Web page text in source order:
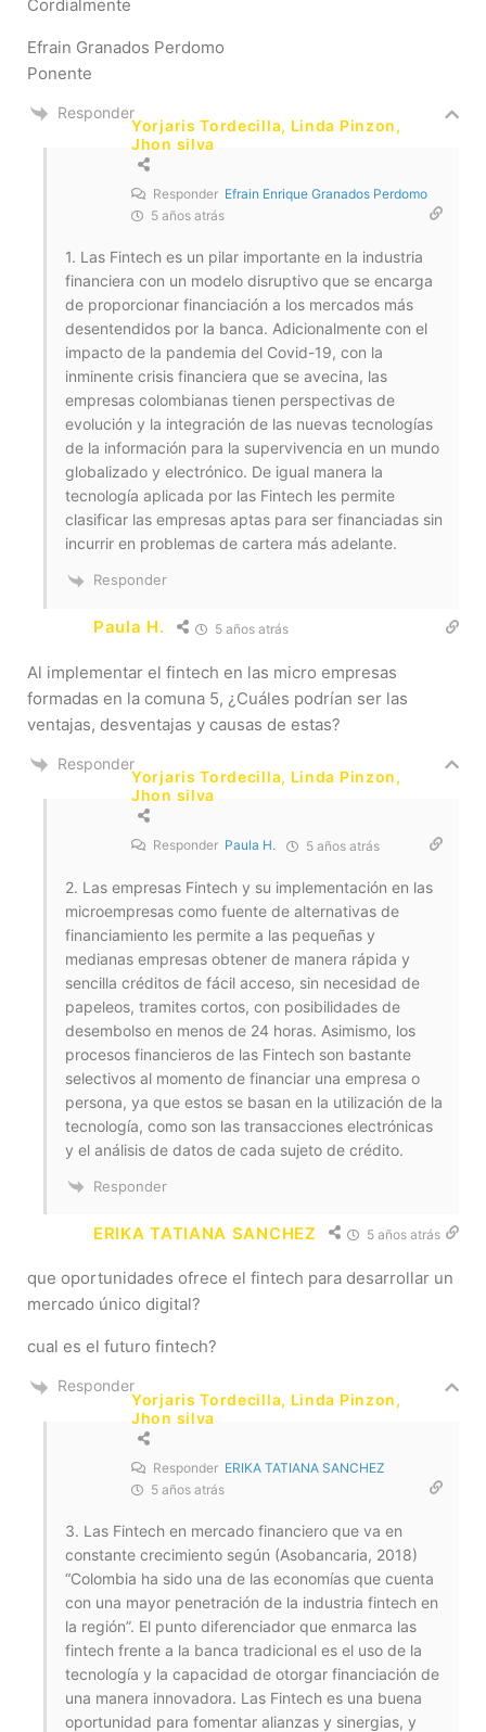
Cordialmente
Efrain Granados Perdomo
Ponente
Responder
Yorjaris Tordecilla, Linda Pinzon,
Jhon silva
Responder Efrain Enrique Granados Perdomo
5 años atrás
1. Las Fintech es un pilar importante en la industria
financiera con un modelo disruptivo que se encarga
de proporcionar financiación a los mercados más
desentendidos por la banca. Adicionalmente con el
impacto de la pandemia del Covid-19, con la
inminente crisis financiera que se avecina, las
empresas colombianas tienen perspectivas de
evolución y la integración de las nuevas tecnologías
de la información para la supervivencia en un mundo
globalizado y electrónico. De igual manera la
tecnología aplicada por las Fintech les permite
clasificar las empresas aptas para ser financiadas sin
incurrir en problemas de cartera más adelante.
Responder
Paula H. 5 años atrás
Al implementar el fintech en las micro empresas
formadas en la comuna 5, ¿Cuáles podrían ser las
ventajas, desventajas y causas de estas?
Responder
Yorjaris Tordecilla, Linda Pinzon,
Jhon silva
Responder Paula H. 5 años atrás
2. Las empresas Fintech y su implementación en las
microempresas como fuente de alternativas de
financiamiento les permite a las pequeñas y
medianas empresas obtener de manera rápida y
sencilla créditos de fácil acceso, sin necesidad de
papeleos, tramites cortos, con posibilidades de
desembolso en menos de 24 horas. Asimismo, los
procesos financieros de las Fintech son bastante
selectivos al momento de financiar una empresa o
persona, ya que estos se basan en la utilización de la
tecnología, como son las transacciones electrónicas
y el análisis de datos de cada sujeto de crédito.
Responder
ERIKA TATIANA SANCHEZ 5 años atrás
que oportunidades ofrece el fintech para desarrollar un
mercado único digital?
cual es el futuro fintech?
Responder
Yorjaris Tordecilla, Linda Pinzon,
Jhon silva
Responder ERIKA TATIANA SANCHEZ
5 años atrás
3. Las Fintech en mercado financiero que va en
constante crecimiento según (Asobancaria, 2018)
“Colombia ha sido una de las economías que cuenta
con una mayor penetración de la industria fintech en
la región”. El punto diferenciador que enmarca las
fintech frente a la banca tradicional es el uso de la
tecnología y la capacidad de otorgar financiación de
una manera innovadora. Las Fintech es una buena
oportunidad para fomentar alianzas y sinergias, y